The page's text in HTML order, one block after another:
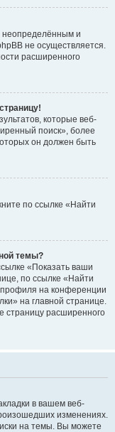
неопределённым и
не осуществляется.
расширенного
которые веб-
поиск», более
он должен быть
по ссылке «Найти
темы?
«Показать ваши
по ссылке «Найти
на конференции
на главной странице.
страницу расширенного
в вашем веб-
изменениях.
на темы. Вы можете